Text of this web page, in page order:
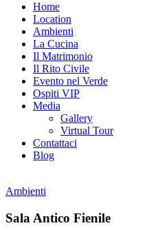
Home
Location
Ambienti
La Cucina
Il Matrimonio
Il Rito Civile
Evento nel Verde
Ospiti VIP
Media
Gallery
Virtual Tour
Contattaci
Blog
Ambienti
Sala Antico Fienile